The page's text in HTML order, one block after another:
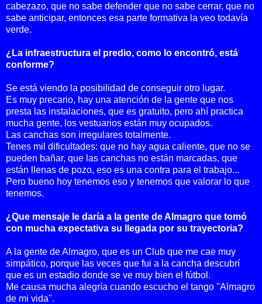
cabezazo, que no sabe defender que no sabe cerrar, que no
sabe anticipar, entonces esa parte formativa la veo todavía
verde.
¿La infraestructura el predio, como lo encontró, está
conforme?
Se está viendo la posibilidad de conseguir otro lugar.
Es muy precario, hay una atención de la gente que nos
presta las instalaciones, que es gratuito, pero ahí practica
mucha gente, los vestuarios están muy ocupados.
Las canchas son irregulares totalmente.
Tenes mil dificultades: que no hay agua caliente, que no se
pueden bañar, que las canchas no están marcadas, que
están llenas de pozo, eso es una contra para el trabajo...
Pero bueno hoy tenemos eso y tenemos que valorar lo que
tenemos.
¿Que mensaje le daría a la gente de Almagro que tomó
con mucha expectativa su llegada por su trayectoria?
A la gente de Almagro, que es un Club que me cae muy
simpático, porque las veces que fui a la cancha descubrí
que es un estadio donde se ve muy bien el fútbol.
Me causa mucha alegría cuando escucho el tango "Almagro
de mi vida".